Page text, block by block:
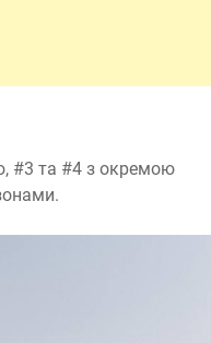
#3 та #4 з окремою